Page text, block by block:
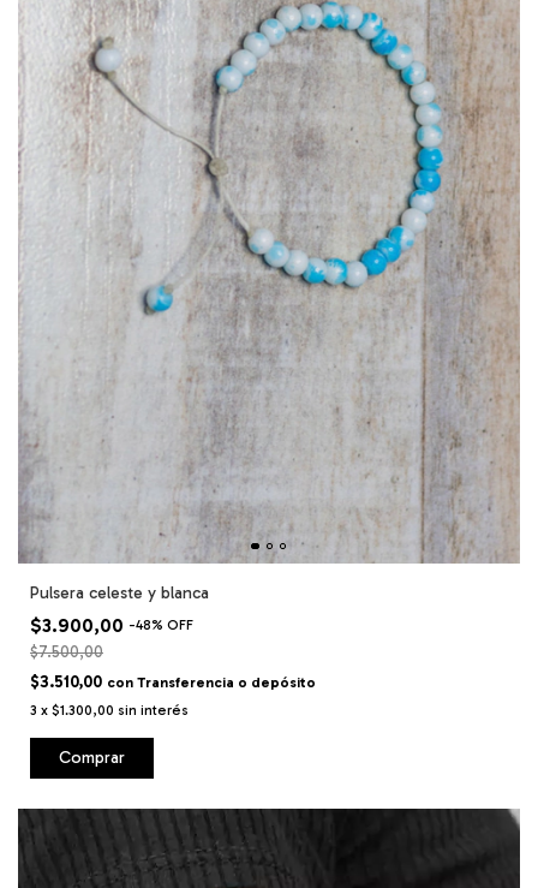
Pulsera celeste y blanca
$3.900,00 -48% OFF
$7.500,00
$3.510,00 con Transferencia o depósito
3 x $1.300,00 sin interés
Comprar